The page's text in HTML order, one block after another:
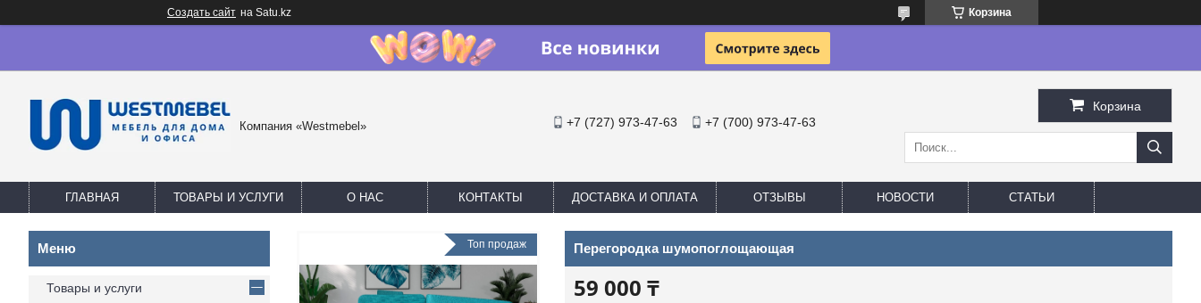
Создать сайт на Satu.kz Корзина
Компания «Westmebel» +7 (727) 973-47-63 +7 (700) 973-47-63
Корзина
ГЛАВНАЯ ТОВАРЫ И УСЛУГИ О НАС КОНТАКТЫ ДОСТАВКА И ОПЛАТА ОТЗЫВЫ НОВОСТИ СТАТЬИ
Топ продаж Перегородка шумопоглощающая
59 000 ₸
Товары и услуги